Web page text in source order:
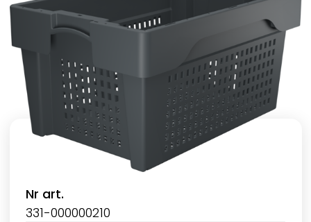
Nr art.
331-000000210